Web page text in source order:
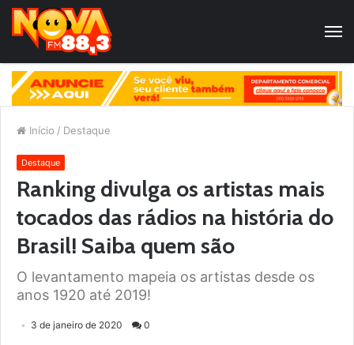
Início / Destaque
Destaque
Ranking divulga os artistas mais
tocados das rádios na história do
Brasil! Saiba quem são
O levantamento mapeia os artistas desde os
anos 1920 até 2019!
3 de janeiro de 2020 0